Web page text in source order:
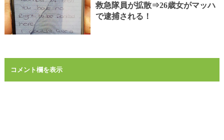
救急隊員が拡散⇒26歳女がマッハ
で逮捕される！
コメント欄を表示